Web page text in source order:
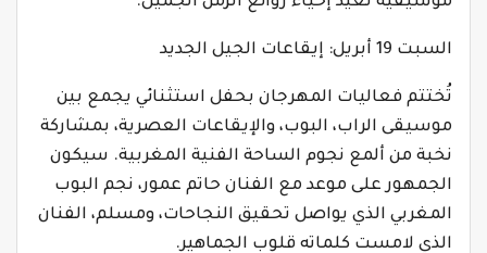
السبت 19 أبريل: إيقاعات الجيل الجديد
تُختتم فعاليات المهرجان بحفل استثنائي يجمع بين
موسيقى الراب، البوب، والإيقاعات العصرية، بمشاركة
نخبة من ألمع نجوم الساحة الفنية المغربية. سيكون
الجمهور على موعد مع الفنان حاتم عمور، نجم البوب
المغربي الذي يواصل تحقيق النجاحات، ومسلم، الفنان
الذي لامست كلماته قلوب الجماهير.